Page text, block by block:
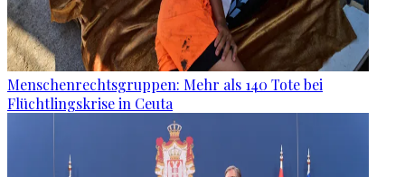
Menschenrechtsgruppen: Mehr als 140 Tote bei
Flüchtlingskrise in Ceuta